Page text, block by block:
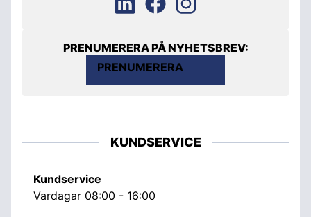
PRENUMERERA PÅ NYHETSBREV:
PRENUMERERA
KUNDSERVICE
Kundservice
Vardagar 08:00 - 16:00